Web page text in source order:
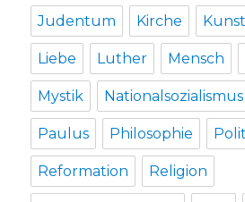
Judentum Kirche Kunst
Liebe Luther Mensch
Mystik Nationalsozialismus
Paulus Philosophie
Reformation Religion